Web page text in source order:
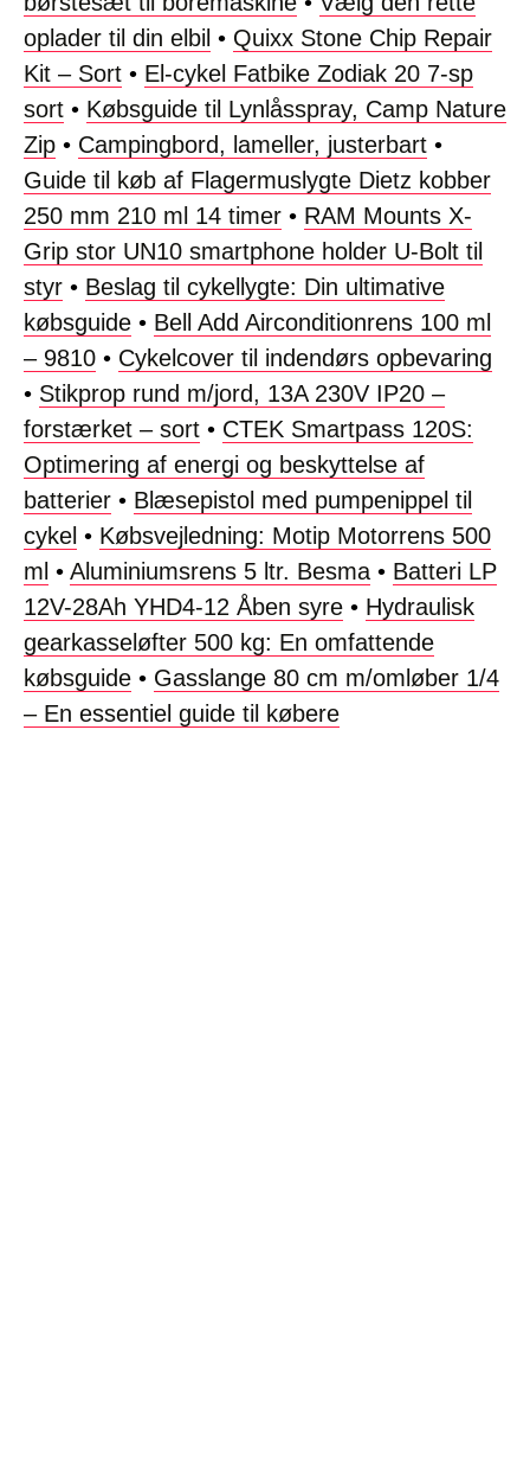
oplader til din elbil • Quixx Stone Chip Repair
Kit – Sort • El-cykel Fatbike Zodiak 20 7-sp
sort • Købsguide til Lynlåsspray, Camp Nature
Zip • Campingbord, lameller, justerbart •
Guide til køb af Flagermuslygte Dietz kobber
250 mm 210 ml 14 timer • RAM Mounts X-
Grip stor UN10 smartphone holder U-Bolt til
styr • Beslag til cykellygte: Din ultimative
købsguide • Bell Add Airconditionrens 100 ml
– 9810 • Cykelcover til indendørs opbevaring
• Stikprop rund m/jord, 13A 230V IP20 –
forstærket – sort • CTEK Smartpass 120S:
Optimering af energi og beskyttelse af
batterier • Blæsepistol med pumpenippel til
cykel • Købsvejledning: Motip Motorrens 500
ml • Aluminiumsrens 5 ltr. Besma • Batteri LP
12V-28Ah YHD4-12 Åben syre • Hydraulisk
gearkasseløfter 500 kg: En omfattende
købsguide • Gasslange 80 cm m/omløber 1/4
– En essentiel guide til købere